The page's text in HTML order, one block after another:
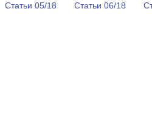
Статьи 05/18 Статьи 06/18